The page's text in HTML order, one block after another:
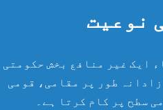
نوعیت
ایک غیر منافع بخش حکومتی
طور پر مقامی، قومی
سطح پر کام کرتا ہے۔